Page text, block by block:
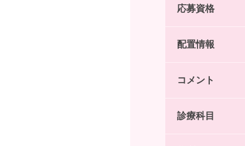
応募資格
配置情報
コメント
診療科目